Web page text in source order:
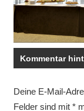
Kommentar
Deine E-Mail-
Felder sind mit *